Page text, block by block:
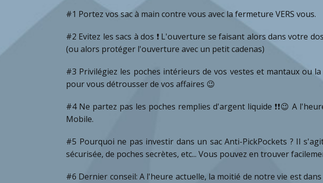
#1 Portez vos sac à main contre vous avec la fermeture VERS vous.
#2 Evitez les sacs à dos ❗ L'ouverture se faisant alors dans votre
(ou alors protéger l'ouverture avec un petit cadenas)
#3 Privilégiez les poches intérieurs de vos vestes et mantaux ou
pour vous détrousser de vos affaires 😉
#4 Ne partez pas les poches remplies d'argent liquide ❗❗😉 A
Mobile.
#5 Pourquoi ne pas investir dans un sac Anti-PickPockets ? Il
sécurisée, de poches secrètes, etc... Vous pouvez en trouver
#6 Dernier conseil: A l'heure actuelle, la moitié de notre vie est